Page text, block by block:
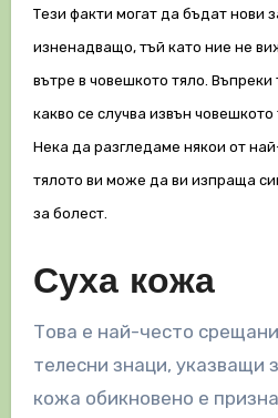
Тези факти могат да бъдат нови
изненадващо, тъй като ние не
вътре в човешкото тяло.
какво се случва извън
Нека да разгледаме някои от
тялото ви може да ви изпраща
за болест.
Суха кожа
Това е най-често
телесни знаци, указващи
кожа обикновено е